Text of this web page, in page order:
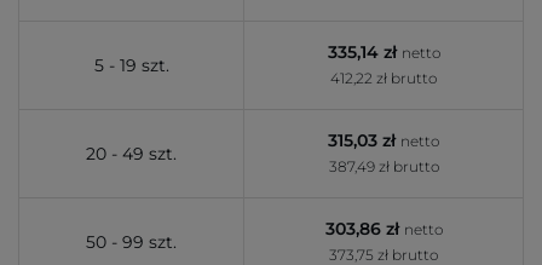
5 - 19 szt.
335,14 zł netto
412,22 zł brutto
20 - 49 szt.
315,03 zł netto
387,49 zł brutto
50 - 99 szt.
303,86 zł netto
373,75 zł brutto